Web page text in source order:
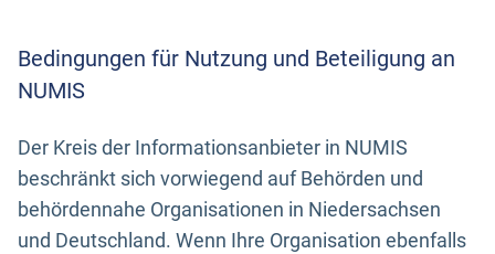
Bedingungen für Nutzung und Beteiligung an
NUMIS
Der Kreis der Informationsanbieter in NUMIS
beschränkt sich vorwiegend auf Behörden und
behördennahe Organisationen in Niedersachsen
und Deutschland. Wenn Ihre Organisation ebenfalls